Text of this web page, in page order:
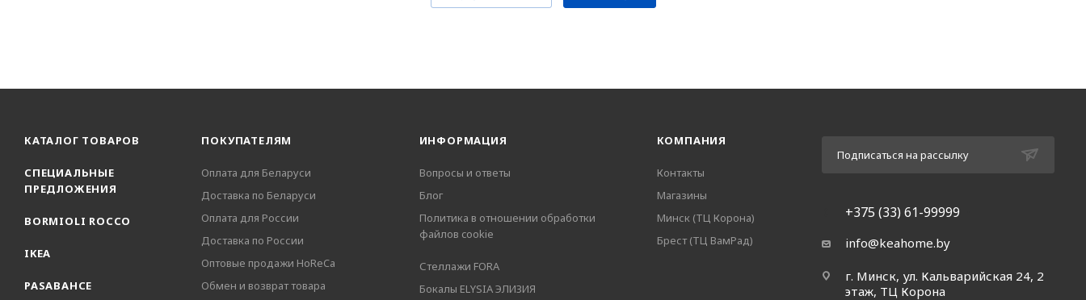
КАТАЛОГ ТОВАРОВ
СПЕЦИАЛЬНЫЕ
ПРЕДЛОЖЕНИЯ
BORMIOLI ROCCO
IKEA
PASABAHCE
ПОКУПАТЕЛЯМ
Оплата для Беларуси
Доставка по Беларуси
Оплата для России
Доставка по России
Оптовые продажи HoReCa
Обмен и возврат товара
ИНФОРМАЦИЯ
Вопросы и ответы
Блог
Политика в отношении обработки
файлов cookie
Стеллажи FORA
Бокалы ELYSIA ЭЛИЗИЯ
КОМПАНИЯ
Контакты
Магазины
Минск (ТЦ Корона)
Брест (ТЦ ВамРад)
Подписаться на рассылку
+375 (33) 61-99999
info@keahome.by
г. Минск, ул. Кальварийская 24, 2
этаж, ТЦ Корона